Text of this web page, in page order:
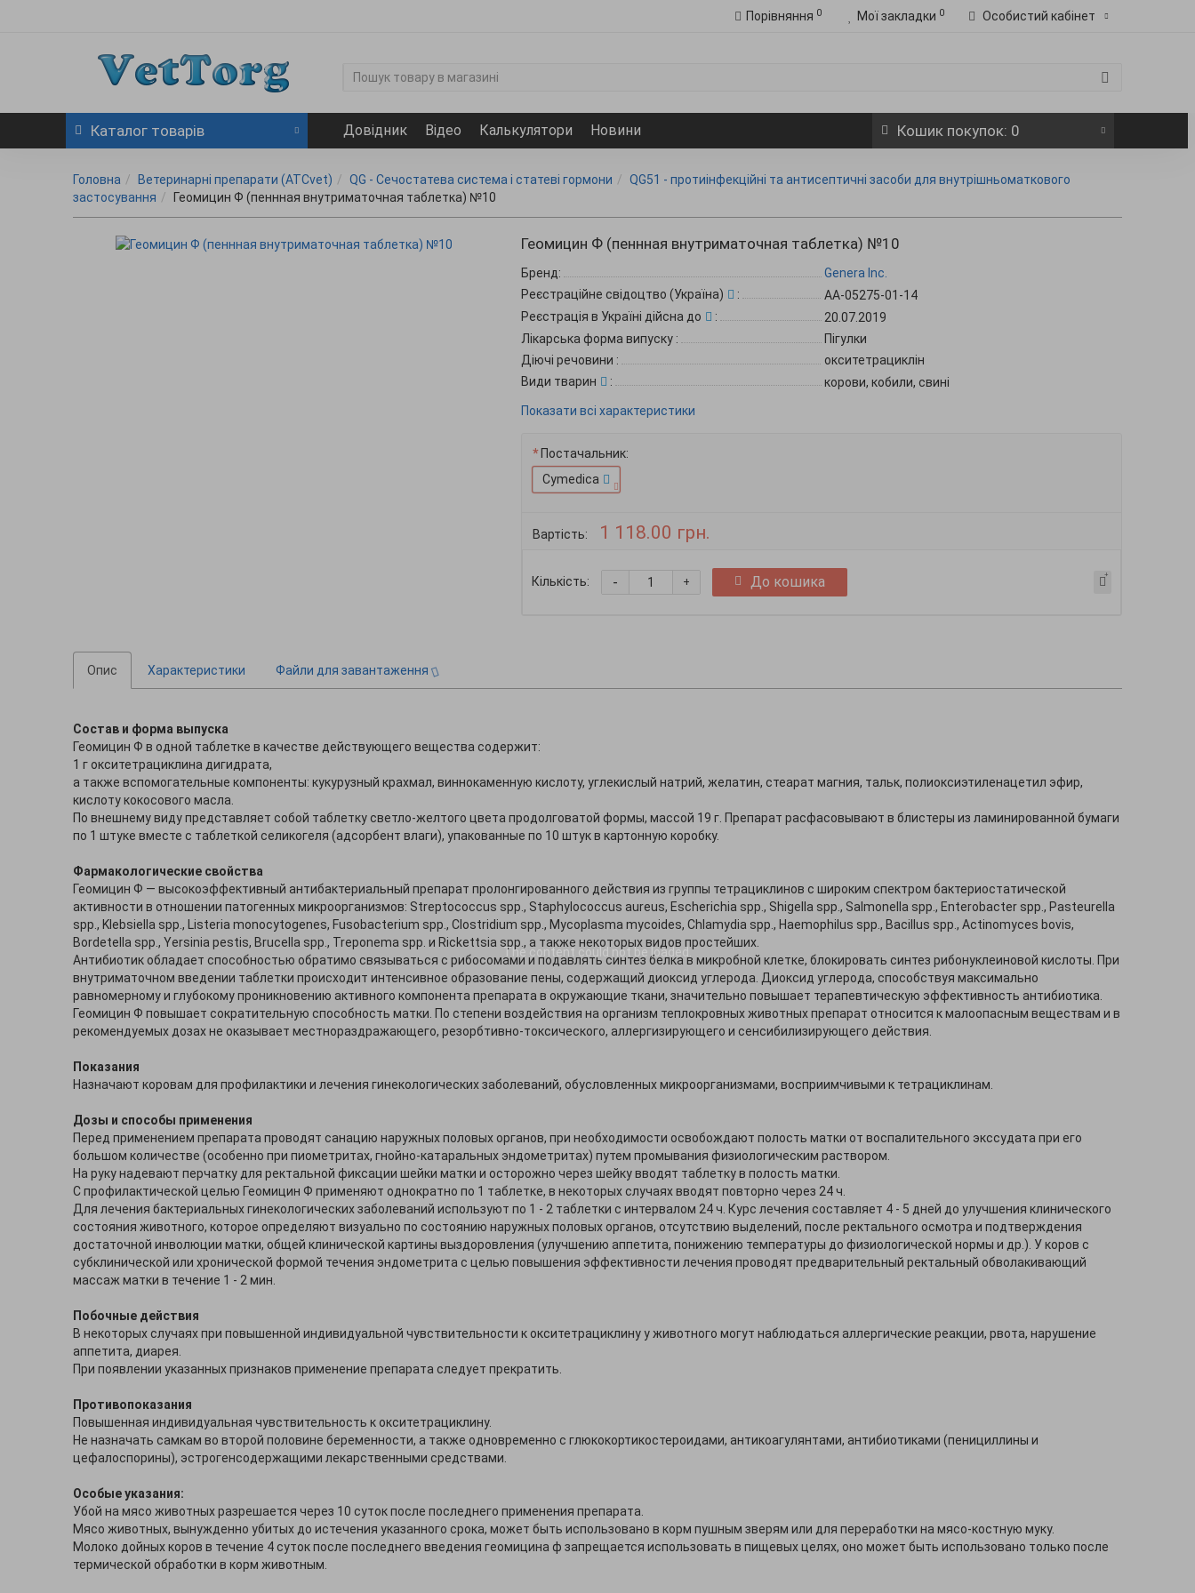
The content could not be loaded.
Порівняння 0 Мої закладки 0 Особистий кабінет
Каталогтоварів Довідник Відео Калькулятори Новини Кошикпокупок: 0
Головна Ветеринарні препарати (ATCvet) QG - Сечостатева система і статеві гормони
QG51 - протиінфекційні та антисептичні засоби для внутрішньоматкового
застосування
Геомицин Ф (пеннная внутриматочная таблетка) №10
Геомицин Ф (пеннная внутриматочная таблетка) №10
Бренд:
Genera Inc.
Реєстраційне свідоцтво (Україна)
:
АА-05275-01-14
Реєстрація в Україні дійсна до
:
20.07.2019
Лікарська форма випуску :
Пігулки
Діючі речовини :
окситетрациклін
Види тварин
:
корови, кобили, свині
Показати всі характеристики
Постачальник:
Cymedica
Вартість: 1 118.00 грн.
Кількість: +
- До кошика
Опис Характеристики Файли для завантаження
Состав и форма выпуска
Геомицин Ф в одной таблетке в качестве действующего вещества содержит:
1 г окситетрациклина дигидрата,
а также вспомогательные компоненты: кукурузный крахмал, виннокаменную кислоту, углекислый натрий, желатин, стеарат магния, тальк, полиоксиэтиленацетил эфир,
кислоту кокосового масла.
По внешнему виду представляет собой таблетку светло-желтого цвета продолговатой формы, массой 19 г. Препарат расфасовывают в блистеры из ламинированной бумаги
по 1 штуке вместе с таблеткой селикогеля (адсорбент влаги), упакованные по 10 штук в картонную коробку.
Фармакологические свойства
Геомицин Ф — высокоэффективный антибактериальный препарат пролонгированного действия из группы тетрациклинов с широким спектром бактериостатической
активности в отношении патогенных микроорганизмов: Streptococcus spp., Staphylococcus aureus, Escherichia spp., Shigella spp., Salmonella spp., Enterobacter spp., Pasteurella
spp., Klebsiella spp., Listeria monocytogenes, Fusobacterium spp., Clostridium spp., Mycoplasma mycoides, Chlamydia spp., Haemophilus spp., Bacillus spp., Actinomyces bovis,
Bordetella spp., Yersinia pestis, Brucella spp., Treponema spp. и Rickettsia spp., а также некоторых видов простейших.
Антибиотик обладает способностью обратимо связываться с рибосомами и подавлять синтез белка в микробной клетке, блокировать синтез рибонуклеиновой кислоты. При
внутриматочном введении таблетки происходит интенсивное образование пены, содержащий диоксид углерода. Диоксид углерода, способствуя максимально
равномерному и глубокому проникновению активного компонента препарата в окружающие ткани, значительно повышает терапевтическую эффективность антибиотика.
Геомицин Ф повышает сократительную способность матки. По степени воздействия на организм теплокровных животных препарат относится к малоопасным веществам и в
рекомендуемых дозах не оказывает местнораздражающего, резорбтивно-токсического, аллергизирующего и сенсибилизирующего действия.
Показания
Назначают коровам для профилактики и лечения гинекологических заболеваний, обусловленных микроорганизмами, восприимчивыми к тетрациклинам.
Дозы и способы применения
Перед применением препарата проводят санацию наружных половых органов, при необходимости освобождают полость матки от воспалительного экссудата при его
большом количестве (особенно при пиометритах, гнойно-катаральных эндометритах) путем промывания физиологическим раствором.
На руку надевают перчатку для ректальной фиксации шейки матки и осторожно через шейку вводят таблетку в полость матки.
С профилактической целью Геомицин Ф применяют однократно по 1 таблетке, в некоторых случаях вводят повторно через 24 ч.
Для лечения бактериальных гинекологических заболеваний используют по 1 - 2 таблетки с интервалом 24 ч. Курс лечения составляет 4 - 5 дней до улучшения клинического
состояния животного, которое определяют визуально по состоянию наружных половых органов, отсутствию выделений, после ректального осмотра и подтверждения
достаточной инволюции матки, общей клинической картины выздоровления (улучшению аппетита, понижению температуры до физиологической нормы и др.). У коров с
субклинической или хронической формой течения эндометрита с целью повышения эффективности лечения проводят предварительный ректальный обволакивающий
массаж матки в течение 1 - 2 мин.
Побочные действия
В некоторых случаях при повышенной индивидуальной чувствительности к окситетрациклину у животного могут наблюдаться аллергические реакции, рвота, нарушение
аппетита, диарея.
При появлении указанных признаков применение препарата следует прекратить.
Противопоказания
Повышенная индивидуальная чувствительность к окситетрациклину.
Не назначать самкам во второй половине беременности, а также одновременно с глюкокортикостероидами, антикоагулянтами, антибиотиками (пенициллины и
цефалоспорины), эстрогенсодержащими лекарственными средствами.
Особые указания:
Убой на мясо животных разрешается через 10 суток после последнего применения препарата.
Мясо животных, вынужденно убитых до истечения указанного срока, может быть использовано в корм пушным зверям или для переработки на мясо-костную муку.
Молоко дойных коров в течение 4 суток после последнего введения геомицина ф запрещается использовать в пищевых целях, оно может быть использовано только после
термической обработки в корм животным.